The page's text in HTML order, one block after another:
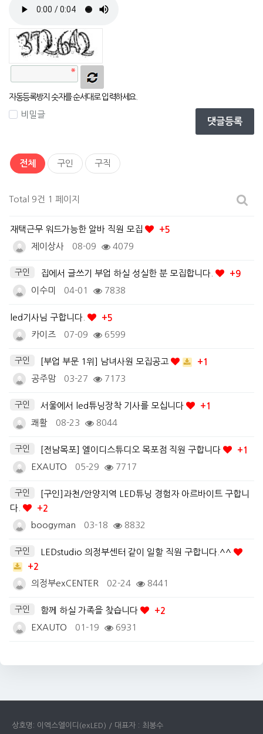
자동등록방지 숫자를 순서대로 입력하세요.
비밀글
댓글등록
전체 구인 구직
Total 9건 1 페이지
재택근무 워드가능한 알바 직원 모집
+5
제이상사
08-09 4079
구인 집에서 글쓰기 부업 하실 성실한 분 모집합니다.
+9
이수미
04-01 7838
led기사님 구합니다.
+5
카이즈
07-09 6599
구인 [부업 부문 1위] 남녀사원 모집공고
+1
공주맘
03-27 7173
구인 서울에서 led튜닝장착 기사를 모십니다
+1
쾌활
08-23 8044
구인 [전남목포] 엘이디스튜디오 목포점 직원 구합니다
+1
EXAUTO
05-29 7717
구인
[구인]과천/안양지역 LED튜닝 경험자 아르바이트 구합니
다.
+2
boogyman
03-18 8832
구인
LEDstudio 의정부센터 같이 일할 직원 구합니다.^^
+2
의정부exCENTER
02-24 8441
구인 함께 하실 가족을 찾습니다
+2
EXAUTO
01-19 6931
상호명: 이엑스엘이디(exLED) / 대표자 : 최봉수